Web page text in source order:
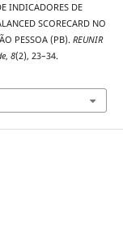
INDICADORES DE
SCORECARD NO
PESSOA (PB). REUNIR
, 8(2), 23–34.